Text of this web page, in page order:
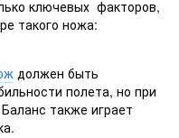
ключевых факторов,
такого ножа:
должен быть
полета, но при
также играет